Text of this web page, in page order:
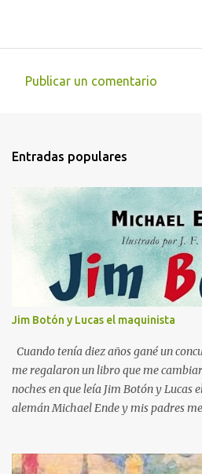
e
s
Publicar un comentario
Entradas populares
Jim Botón y Lucas el maquinista
Cuando tenía diez años gané un
me regalaron un libro que me
noches en que leía Jim Botón y Lucas
alemán Michael Ende y mis padres
Y no podía dejar a Jim Botón y su